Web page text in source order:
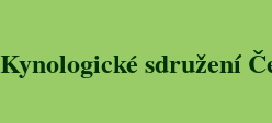
Kynologické sdružení